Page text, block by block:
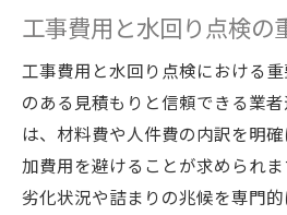
工事費用と水回り点検の
工事費用と水回り点検における
のある見積もりと信頼できる業
は、材料費や人件費の内訳を明
加費用を避けることが求められ
劣化状況や詰まりの兆候を専門